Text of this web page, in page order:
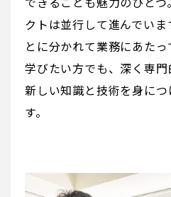
クトは並行して進んでい
とに分かれて業務にあた
学びたい方でも、深く専門
新しい知識と技術を身に
す。